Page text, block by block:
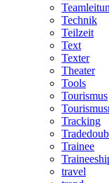
Technik
Teilzeit
Text
Texter
Theater
Tools
Tourismus
Tracking
Trainee
travel